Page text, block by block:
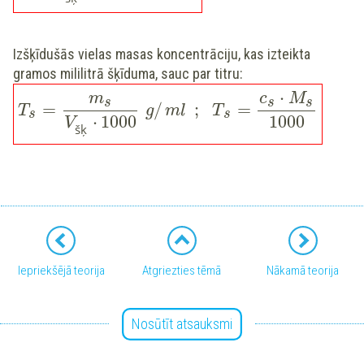
Izšķīdušās vielas masas koncentrāciju, kas izteikta
gramos mililitrā šķīduma, sauc par titru:
T s =
ms
Všķ ⋅ 1000
g/ ml ; T s =
cs ⋅ Ms
1000
Iepriekšējā teorija Atgriezties tēmā Nākamā teorija
Nosūtīt atsauksmi